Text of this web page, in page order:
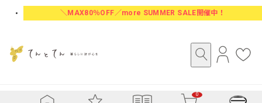
＼MAX80％OFF／more SUMMER SALE開催中！
入
0